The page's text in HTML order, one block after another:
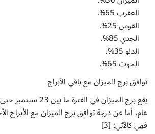
العقرب 65%.
القوس 25%.
الجدي 85%.
الدلو 35%.
الحوت 65%.
توافق برج الميزان مع باقي الأبراج
عام، أما عن درجة توافق برج الميزان مع الأبراج
فهي كالآتي: [3]